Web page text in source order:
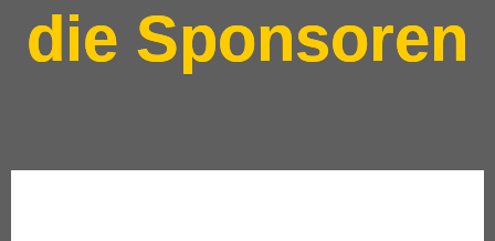
die Sponsoren